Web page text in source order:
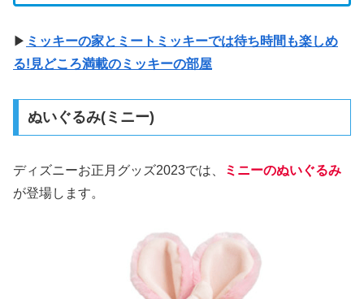
▶ ミッキーの家とミートミッキーでは待ち時間も楽しめ
る!見どころ満載のミッキーの部屋
ぬいぐるみ(ミニー)
ディズニーお正月グッズ2023では、
ミニーのぬいぐるみ
が登場します。